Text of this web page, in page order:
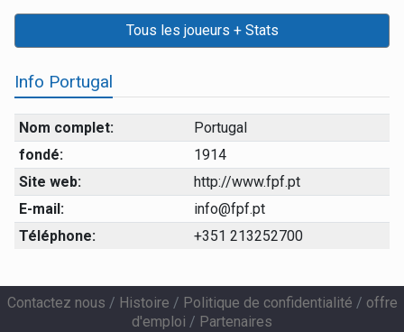
Tous les joueurs + Stats
Info Portugal
Nom complet:
Portugal
fondé:
1914
Site web:
http://www.fpf.pt
E-mail:
info@fpf.pt
Téléphone:
+351 213252700
Contactez nous / Histoire / Politique de confidentialité / offre
d'emploi / Partenaires